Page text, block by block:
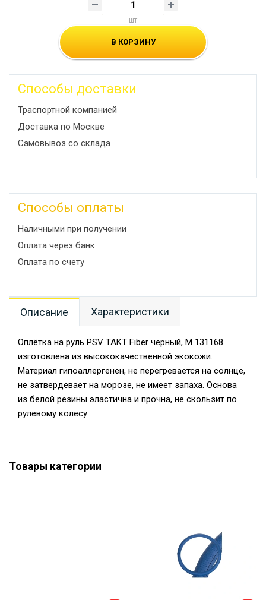
шт
В КОРЗИНУ
Способы доставки
Траспортной компанией
Доставка по Москве
Самовывоз со склада
Способы оплаты
Наличными при получении
Оплата через банк
Оплата по счету
Описание Характеристики
Оплётка на руль PSV TAKT Fiber черный, М 131168
изготовлена из высококачественной экокожи.
Материал гипоаллергенен, не перегревается на солнце,
не затвердевает на морозе, не имеет запаха. Основа
из белой резины эластична и прочна, не скользит по
рулевому колесу.
Товары категории